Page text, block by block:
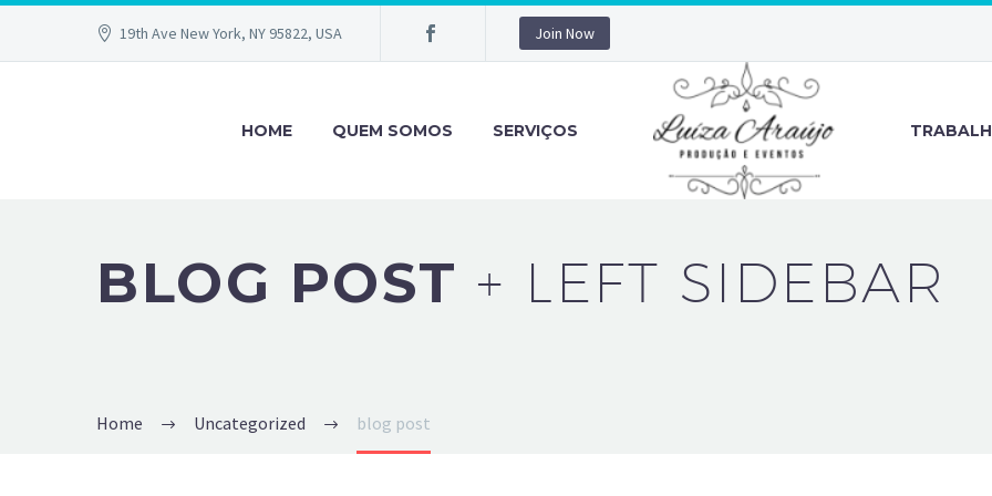
19th Ave New York, NY 95822, USA Join Now
HOME QUEM SOMOS SERVIÇOS
BLOG POST + LEFT SIDEBAR
Home Uncategorized blog post